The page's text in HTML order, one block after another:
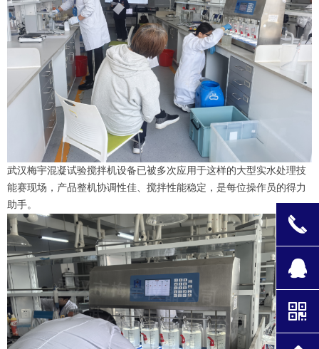
武汉梅宇混凝试验搅拌机设备已被多次应用于这样的大型实水处理技
能赛现场，产品整机协调性佳、搅拌性能稳定，是每位操作员的得力
助手。
끅
뀩
낃